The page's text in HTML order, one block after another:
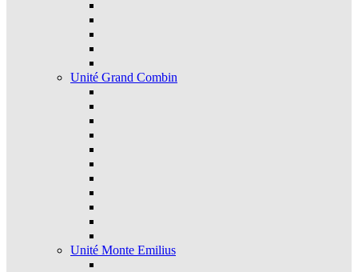
Unité Grand Combin
Unité Monte Emilius